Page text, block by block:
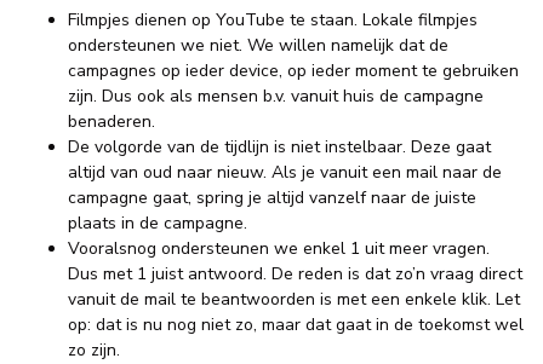
Filmpjes dienen op YouTube te staan. Lokale filmpjes
ondersteunen we niet. We willen namelijk dat de
campagnes op ieder device, op ieder moment te gebruiken
zijn. Dus ook als mensen b.v. vanuit huis de campagne
benaderen.
De volgorde van de tijdlijn is niet instelbaar. Deze gaat
altijd van oud naar nieuw. Als je vanuit een mail naar de
campagne gaat, spring je altijd vanzelf naar de juiste
plaats in de campagne.
Vooralsnog ondersteunen we enkel 1 uit meer vragen.
Dus met 1 juist antwoord. De reden is dat zo’n vraag direct
vanuit de mail te beantwoorden is met een enkele klik. Let
op: dat is nu nog niet zo, maar dat gaat in de toekomst wel
zo zijn.